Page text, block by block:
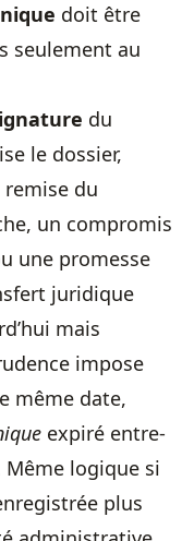
doit être
seulement au
du
le dossier,
du
un compromis
une promesse
juridique
mais
impose
même date,
expiré entre-
logique si
plus